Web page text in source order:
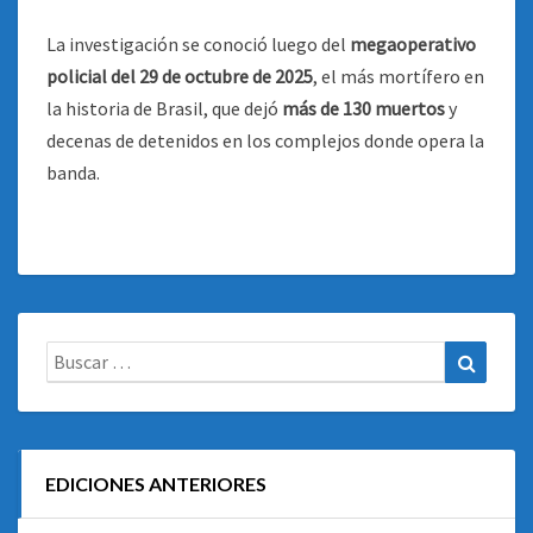
La investigación se conoció luego del megaoperativo
policial del 29 de octubre de 2025, el más mortífero en
la historia de Brasil, que dejó más de 130 muertosy
decenas de detenidos en los complejos donde opera la
banda.
Buscar:
EDICIONES ANTERIORES